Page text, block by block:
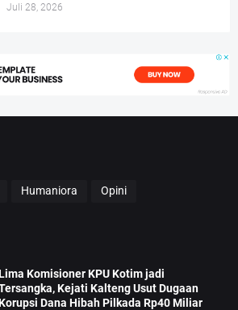
Juli 28, 2026
Humaniora Opini
Komisioner KPU Kotim jadi
Kejati Kalteng Usut Dugaan
Dana Hibah Pilkada Rp40 Miliar